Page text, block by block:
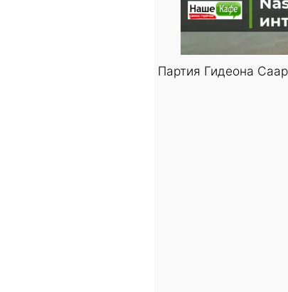
Партия Гидеона